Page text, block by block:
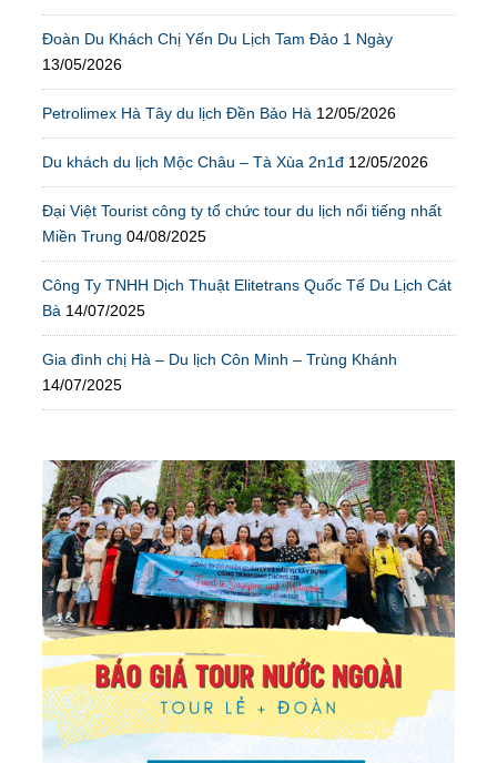
Đoàn Du Khách Chị Yến Du Lịch Tam Đảo 1 Ngày
13/05/2026
Petrolimex Hà Tây du lịch Đền Bảo Hà 12/05/2026
Du khách du lịch Mộc Châu – Tà Xùa 2n1đ 12/05/2026
Đại Việt Tourist công ty tổ chức tour du lịch nổi tiếng nhất
Miền Trung 04/08/2025
Công Ty TNHH Dịch Thuật Elitetrans Quốc Tế Du Lịch Cát
Bà 14/07/2025
Gia đình chị Hà – Du lịch Côn Minh – Trùng Khánh
14/07/2025